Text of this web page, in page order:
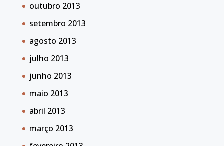
outubro 2013
setembro 2013
agosto 2013
julho 2013
junho 2013
maio 2013
abril 2013
março 2013